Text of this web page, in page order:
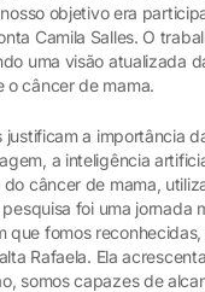
objetivo era
Camila Salles. O
uma visão atualizada
o câncer de mama.
justificam a importância
a inteligência
câncer de mama,
foi uma jornada
que fomos
Rafaela. Ela
somos capazes de